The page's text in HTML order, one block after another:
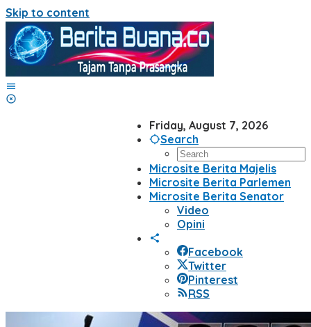
Skip to content
Friday, August 7, 2026
Search
Microsite Berita Majelis
Microsite Berita Parlemen
Microsite Berita Senator
Video
Opini
Facebook
Twitter
Pinterest
RSS